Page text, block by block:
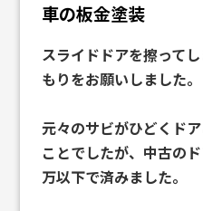
車の板金塗装
スライドドアを擦って
もりをお願いしました。
元々のサビがひどくド
ことでしたが、中古の
万以下で済みました。